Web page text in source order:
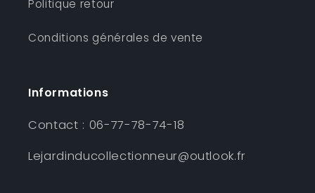
Politique retour
Conditions générales de vente
Informations
Contact : 06-77-78-74-18
Lejardinducollectionneur@outlook.fr